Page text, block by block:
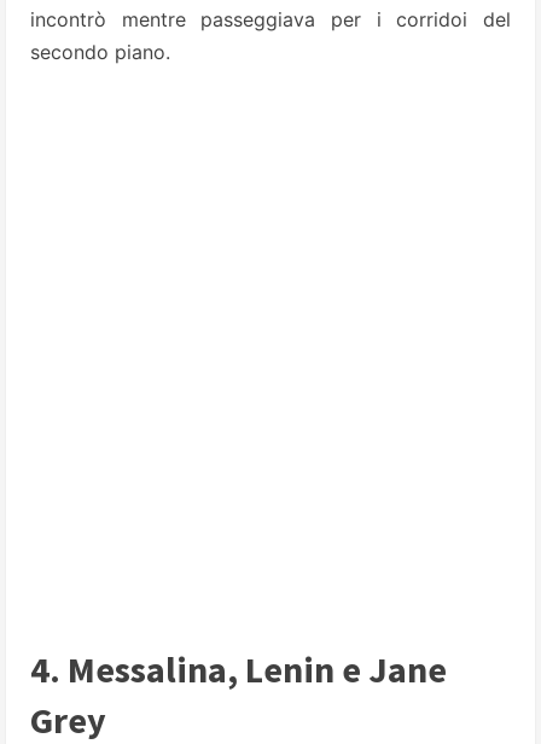
incontrò mentre passeggiava per i corridoi del
secondo piano.
4. Messalina, Lenin e Jane
Grey